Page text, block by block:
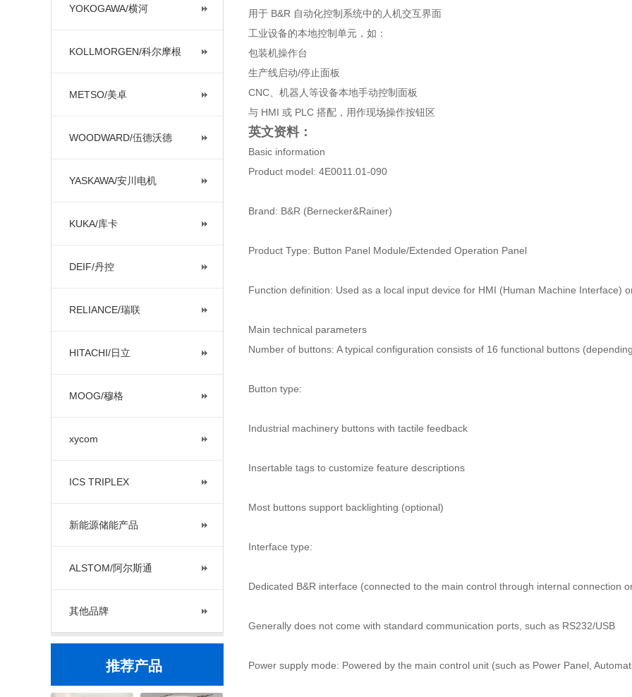
YOKOGAWA/横河
KOLLMORGEN/科尔摩根
METSO/美卓
WOODWARD/伍德沃德
YASKAWA/安川电机
KUKA/库卡
DEIF/丹控
RELIANCE/瑞联
HITACHI/日立
MOOG/穆格
xycom
ICS TRIPLEX
新能源储能产品
ALSTOM/阿尔斯通
其他品牌
推荐产品
用于 B&R 自动化控制系统中的人机交互界面
工业设备的本地控制单元，如：
包装机操作台
生产线启动/停止面板
CNC、机器人等设备本地手动控制面板
与 HMI 或 PLC 搭配，用作现场操作按钮区
英文资料：
Basic information
Product model: 4E0011.01-090
Brand: B&R (Bernecker&Rainer)
Product Type: Button Panel Module/Extended Operation Panel
Function definition: Used as a local input device for HMI (Human Machine Interface)
Main technical parameters
Number of buttons: A typical configuration consists of 16 functional buttons
Button type:
Industrial machinery buttons with tactile feedback
Insertable tags to customize feature descriptions
Most buttons support backlighting (optional)
Interface type:
Dedicated B&R interface (connected to the main control through internal connection
Generally does not come with standard communication ports, such as RS232/USB
Power supply mode: Powered by the main control unit (such as Power Panel,